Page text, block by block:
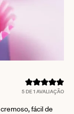
5DE 1 AVALIAÇÃO
fácil de